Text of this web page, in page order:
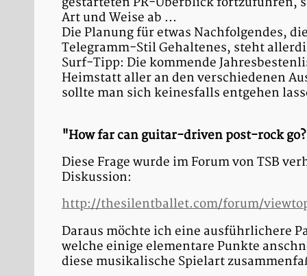
Art und Weise ab ...
Die Planung für etwas Nachfolgendes,
Telegramm-Stil Gehaltenes, steht
Surf-Tipp: Die kommende
Heimstatt aller an den verschiedenen
sollte man sich keinesfalls entgehen
"How far can guitar-driven post-rock
Diese Frage wurde im Forum von TSB
Diskussion:
http://thesilentballet.com/forum/
Daraus möchte ich eine ausführlichere
welche einige elementare Punkte
diese musikalische Spielart